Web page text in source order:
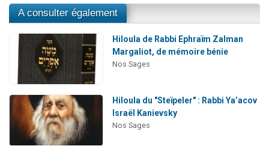
A consulter également
Hiloula de Rabbi Ephraïm Zalman
Margaliot, de mémoire bénie
Nos Sages
Hiloula du "Steïpeler" : Rabbi Ya’acov
Israël Kanievsky
Nos Sages